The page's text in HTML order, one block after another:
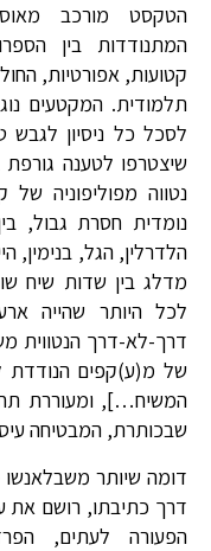
הטקסט מורכב
המתנודדות בין
קטועות, אפורטיות,
תלמודית. המקטעים
לסכל כל ניסיון לגבש
שיצטרפו לטענה
נטווה מפוליפוניה של
נומדית חסרת גבול,
הלדרלין, הגל, בנימין,
מדלג בין שדות שיח
לכל היותר שהייה
דרך-לא-דרך הנטווית
של מ(ע)קפים הנודדת
המשיח…], ומעוררת
שבכותרת, המבטיחה
דומה שיותר משבלאנשו
דרך כתיבתו, רושם את
הפעורה לעתים,